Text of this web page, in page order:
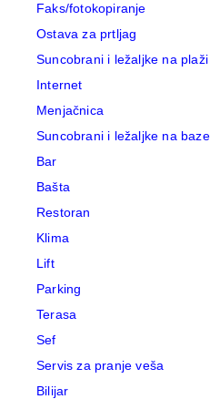
Faks/fotokopiranje
Ostava za prtljag
Suncobrani i ležaljke na
Internet
Menjačnica
Suncobrani i ležaljke na
Bar
Bašta
Restoran
Klima
Lift
Parking
Terasa
Sef
Servis za pranje veša
Bilijar